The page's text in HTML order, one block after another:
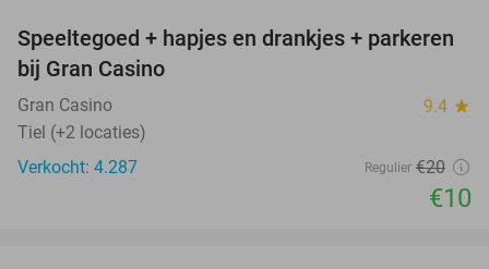
50%
Speeltegoed + hapjes en drankjes + parkeren
bij Gran Casino
Gran Casino 9.4 star
Tiel (+2 locaties)
Verkocht: 4.287
Regulier €20
€10